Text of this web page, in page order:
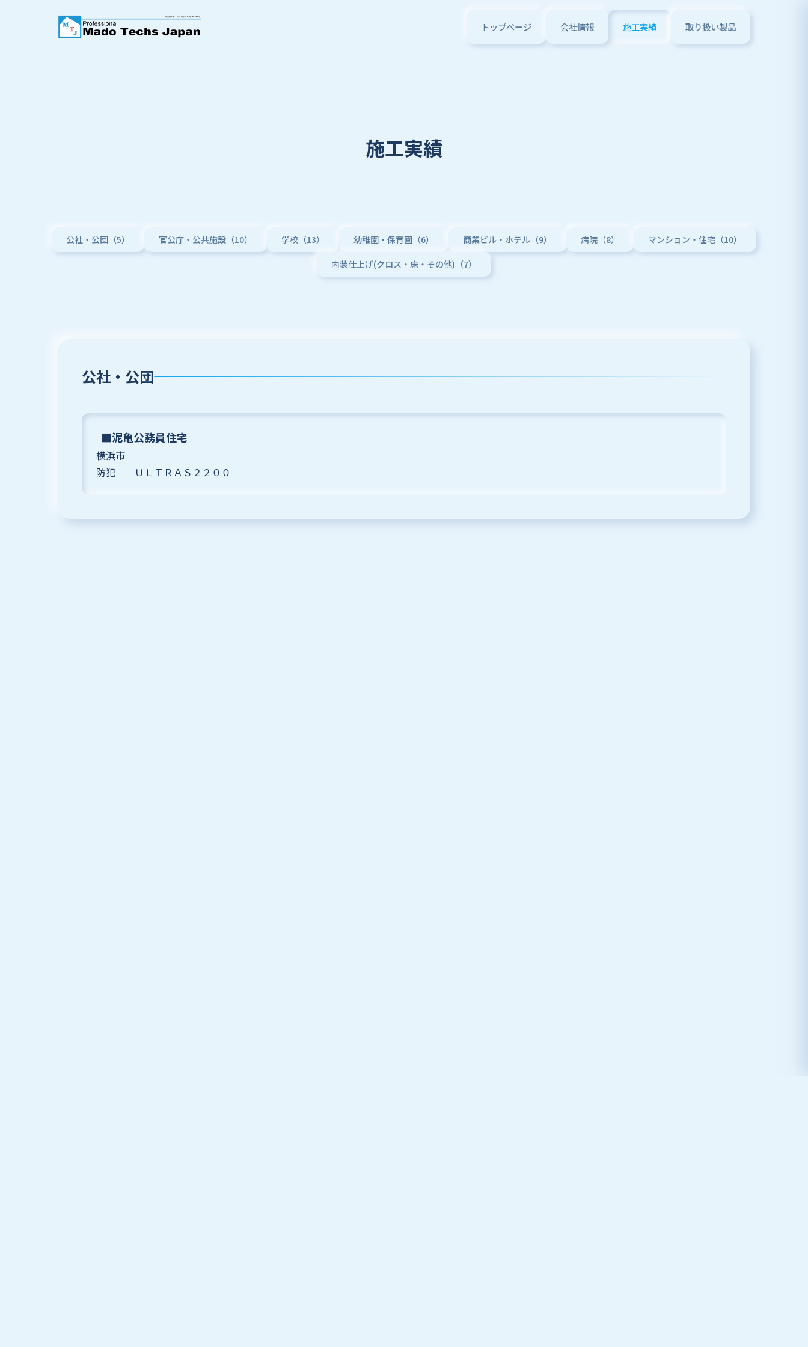
トップページ 会社情報 施工実績 取り扱い製品
施工実績
公社・公団（5） 官公庁・公共施設（10） 学校（13） 幼稚園・保育園（6） 商業ビル・ホテル（9） 病院（8） マンション・住宅（10）
内装仕上げ(クロス・床・その他)（7）
公社・公団
■泥亀公務員住宅
横浜市
防犯 ＵＬＴＲＡＳ２２００